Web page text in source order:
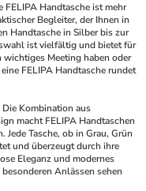
FELIPA Handtasche ist mehr
Begleiter, der Ihnen in
Handtasche in Silber bis zur
ist vielfältig und bietet für
wichtiges Meeting haben oder
FELIPA Handtasche rundet
Die Kombination aus
macht FELIPA Handtaschen
Tasche, ob in Grau, Grün
und überzeugt durch ihre
Eleganz und modernes
Anlässen sehen